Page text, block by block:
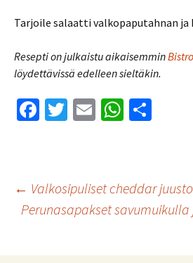
Tarjoile salaatti valkopaputahnan ja
Resepti on julkaistu aikaisemmin
löydettävissä edelleen sieltäkin.
Fa
o
o
k
T
er
E
W
sA
p
p
e
Artikkelien
← Valkosipuliset cheddar
Perunasapakset